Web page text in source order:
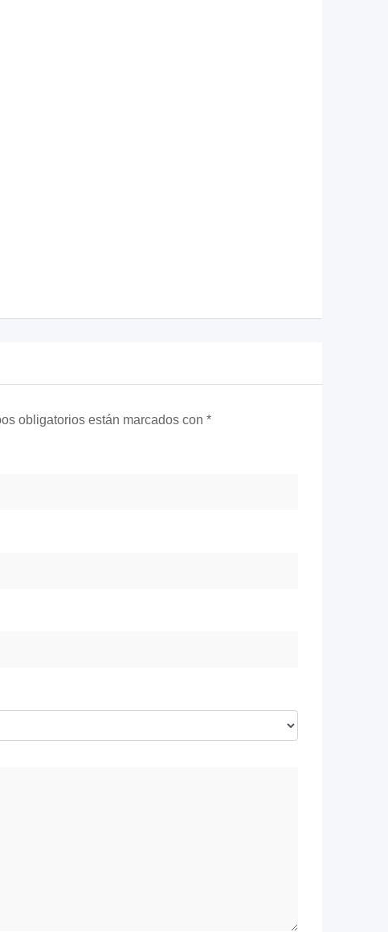
obligatorios están marcados con *